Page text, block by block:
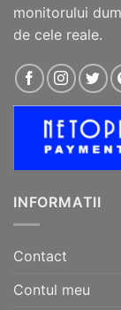
monitorului
de cele reale.
INFORMATII
Contact
Contul meu